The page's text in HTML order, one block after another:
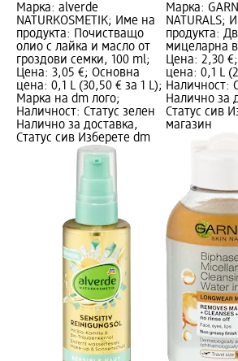
Марка: alverde
NATURKOSMETIK; Име на
продукта: Почистващо
олио с лайка и масло от
гроздови семки, 100 ml;
Цена: 3,05 €; Основна
цена: 0,1 L (30,50 € за 1 L);
Марка на dm лого;
Наличност: Статус зелен
Налично за доставка,
Статус сив Изберете dm
Марка:
NATURALS;
продукта:
мицеларна
Цена: 2,30
цена: 0,1 L
Наличност:
Налично за
Статус сив
магазин